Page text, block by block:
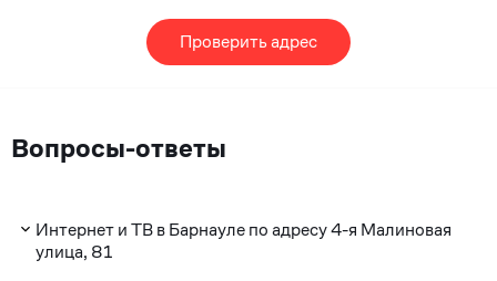
Проверить адрес
Вопросы-ответы
Интернет и ТВ в Барнауле по адресу 4-я Малиновая
улица, 81